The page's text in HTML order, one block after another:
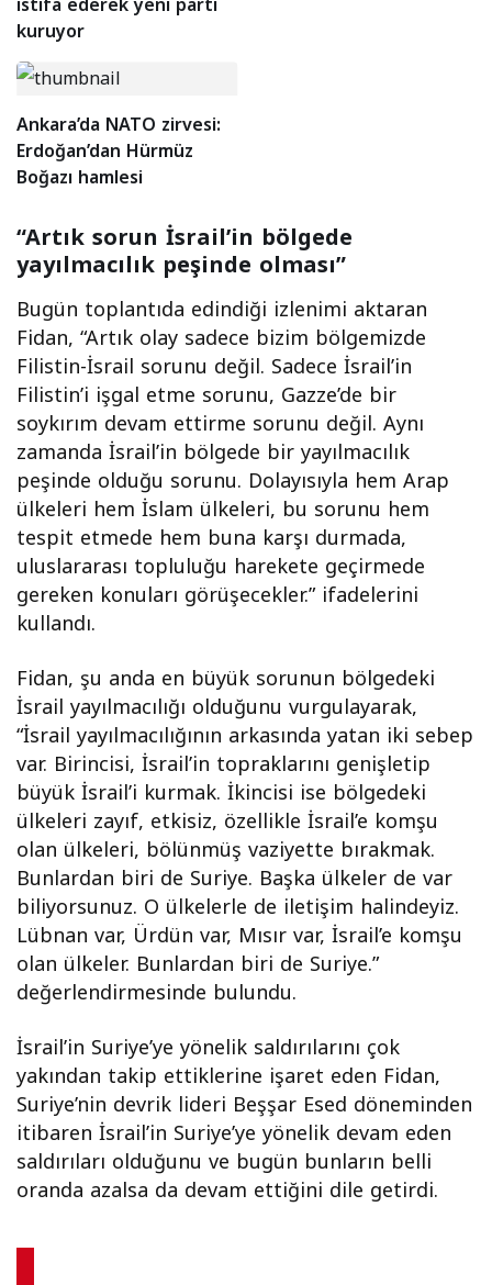
kuruyor
Ankara’da NATO zirvesi:
Erdoğan’dan Hürmüz
Boğazı hamlesi
“Artık sorun İsrail’in bölgede
yayılmacılık peşinde olması”
Bugün toplantıda edindiği izlenimi aktaran
Fidan, “Artık olay sadece bizim bölgemizde
Filistin-İsrail sorunu değil. Sadece İsrail’in
Filistin’i işgal etme sorunu, Gazze’de bir
soykırım devam ettirme sorunu değil. Aynı
zamanda İsrail’in bölgede bir yayılmacılık
peşinde olduğu sorunu. Dolayısıyla hem Arap
ülkeleri hem İslam ülkeleri, bu sorunu hem
tespit etmede hem buna karşı durmada,
uluslararası topluluğu harekete geçirmede
gereken konuları görüşecekler.” ifadelerini
kullandı.
Fidan, şu anda en büyük sorunun bölgedeki
İsrail yayılmacılığı olduğunu vurgulayarak,
“İsrail yayılmacılığının arkasında yatan iki sebep
var. Birincisi, İsrail’in topraklarını genişletip
büyük İsrail’i kurmak. İkincisi ise bölgedeki
ülkeleri zayıf, etkisiz, özellikle İsrail’e komşu
olan ülkeleri, bölünmüş vaziyette bırakmak.
Bunlardan biri de Suriye. Başka ülkeler de var
biliyorsunuz. O ülkelerle de iletişim halindeyiz.
Lübnan var, Ürdün var, Mısır var, İsrail’e komşu
olan ülkeler. Bunlardan biri de Suriye.”
değerlendirmesinde bulundu.
İsrail’in Suriye’ye yönelik saldırılarını çok
yakından takip ettiklerine işaret eden Fidan,
Suriye’nin devrik lideri Beşşar Esed döneminden
itibaren İsrail’in Suriye’ye yönelik devam eden
saldırıları olduğunu ve bugün bunların belli
oranda azalsa da devam ettiğini dile getirdi.